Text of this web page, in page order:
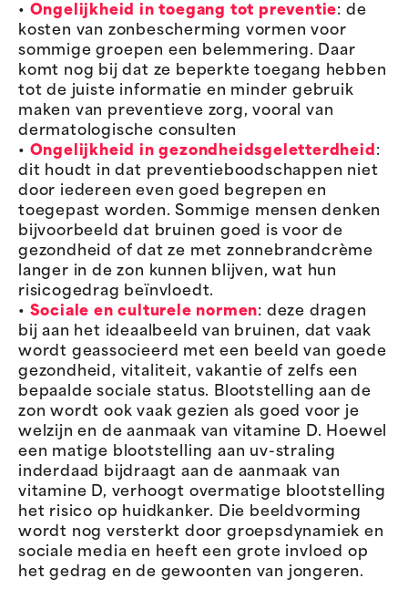
• Ongelijkheid in toegang tot preventie: de
kosten van zonbescherming vormen voor
sommige groepen een belemmering. Daar
komt nog bij dat ze beperkte toegang hebben
tot de juiste informatie en minder gebruik
maken van preventieve zorg, vooral van
dermatologische consulten
• Ongelijkheid in gezondheidsgeletterdheid:
dit houdt in dat preventieboodschappen niet
door iedereen even goed begrepen en
toegepast worden. Sommige mensen denken
bijvoorbeeld dat bruinen goed is voor de
gezondheid of dat ze met zonnebrandcrème
langer in de zon kunnen blijven, wat hun
risicogedrag beïnvloedt.
• Sociale en culturele normen: deze dragen
bij aan het ideaalbeeld van bruinen, dat vaak
wordt geassocieerd met een beeld van goede
gezondheid, vitaliteit, vakantie of zelfs een
bepaalde sociale status. Blootstelling aan de
zon wordt ook vaak gezien als goed voor je
welzijn en de aanmaak van vitamine D. Hoewel
een matige blootstelling aan uv-straling
inderdaad bijdraagt aan de aanmaak van
vitamine D, verhoogt overmatige blootstelling
het risico op huidkanker. Die beeldvorming
wordt nog versterkt door groepsdynamiek en
sociale media en heeft een grote invloed op
het gedrag en de gewoonten van jongeren.